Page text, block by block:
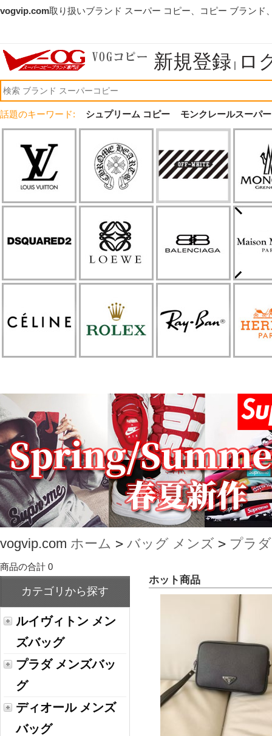
vogvip.com取り扱いブランド スーパー コピー、コピー ブランド
新規登録 | ロ
話題のキーワード: シュプリーム コピー モンクレールスーパ
vogvip.com ホーム > バッグ メンズ > プラ
商品の合計 0
カテゴリから探す
ルイヴィトン メン
ズバッグ
プラダ メンズバッ
グ
ディオール メンズ
バッグ
ホット商品